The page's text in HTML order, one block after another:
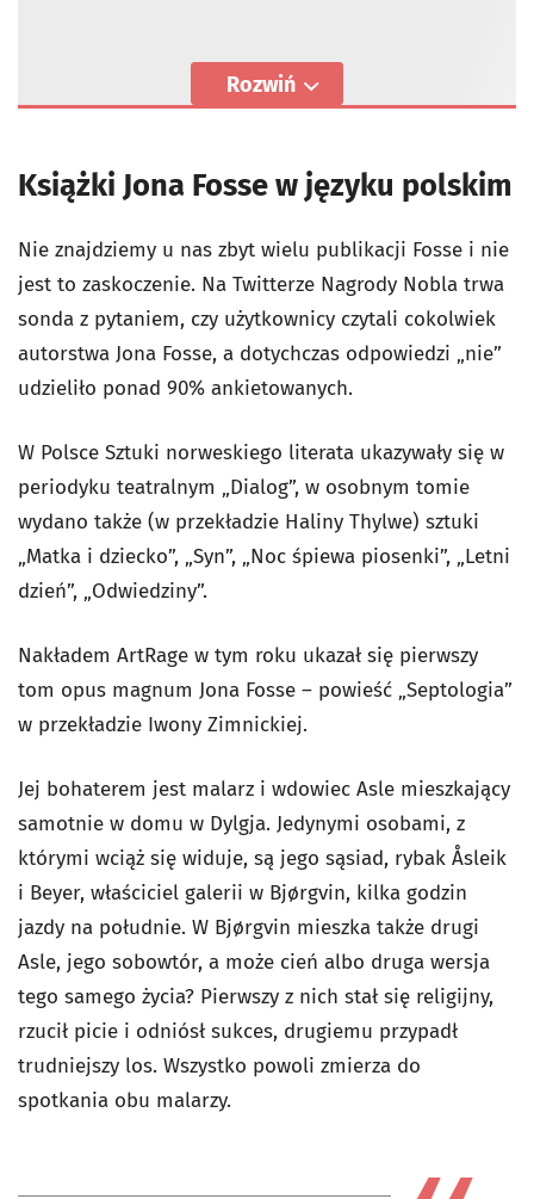
Rozwiń
Książki Jona Fosse w języku polskim
Nie znajdziemy u nas zbyt wielu publikacji Fosse i nie
jest to zaskoczenie. Na Twitterze Nagrody Nobla trwa
sonda z pytaniem, czy użytkownicy czytali cokolwiek
autorstwa Jona Fosse, a dotychczas odpowiedzi „nie”
udzieliło ponad 90% ankietowanych.
W Polsce Sztuki norweskiego literata ukazywały się w
periodyku teatralnym „Dialog”, w osobnym tomie
wydano także (w przekładzie Haliny Thylwe) sztuki
„Matka i dziecko”, „Syn”, „Noc śpiewa piosenki”, „Letni
dzień”, „Odwiedziny”.
Nakładem ArtRage w tym roku ukazał się pierwszy
tom opus magnum Jona Fosse – powieść „Septologia”
w przekładzie Iwony Zimnickiej.
Jej bohaterem jest malarz i wdowiec Asle mieszkający
samotnie w domu w Dylgja. Jedynymi osobami, z
którymi wciąż się widuje, są jego sąsiad, rybak Åsleik
i Beyer, właściciel galerii w Bjørgvin, kilka godzin
jazdy na południe. W Bjørgvin mieszka także drugi
Asle, jego sobowtór, a może cień albo druga wersja
tego samego życia? Pierwszy z nich stał się religijny,
rzucił picie i odniósł sukces, drugiemu przypadł
trudniejszy los. Wszystko powoli zmierza do
spotkania obu malarzy.